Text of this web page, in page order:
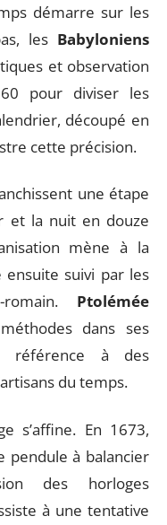
démarre sur les
les Babyloniens
et observation
pour diviser les
découpé en
cette précision.
une étape
et la nuit en douze
mène à la
suivi par les
Ptolémée
dans ses
référence à des
du temps.
s’affine. En 1673,
à balancier
des horloges
à une tentative